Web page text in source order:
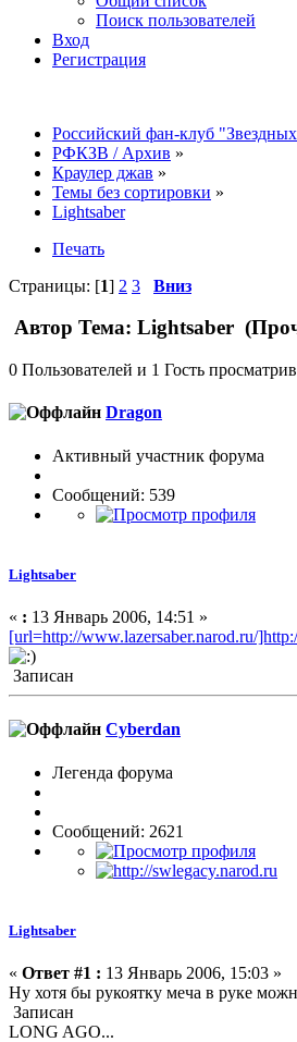
Поиск пользователей
Вход
Регистрация
Российский фан-клуб
РФКЗВ / Архив »
Краулер джав »
Темы без сортировки »
Lightsaber
Печать
Страницы: [1] 2 3 Вниз
Автор Тема: Lightsaber
0 Пользователей и 1 Гость
Dragon
Активный участник форума
Сообщений: 539
Lightsaber
« : 13 Январь 2006, 14:51 »
[url=http://www.lazersaber.narod.ru/
Записан
Cyberdan
Легенда форума
Сообщений: 2621
Lightsaber
« Ответ #1 : 13 Январь 2006, 15:03 »
Ну хотя бы рукоятку меча в руке
Записан
LONG AGO...